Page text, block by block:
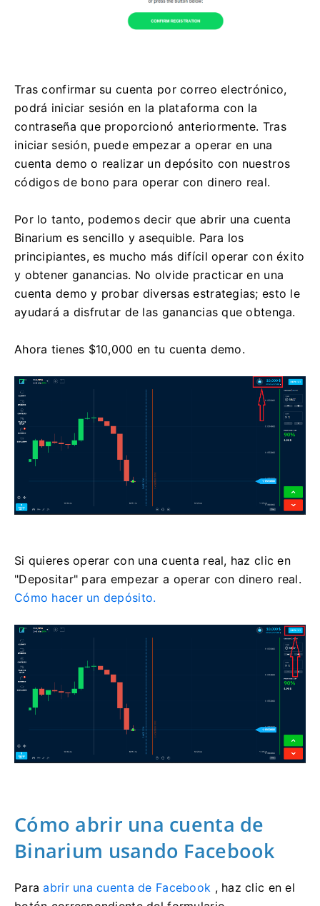
Tras confirmar su cuenta por correo electrónico,
podrá iniciar sesión en la plataforma con la
contraseña que proporcionó anteriormente. Tras
iniciar sesión, puede empezar a operar en una
cuenta demo o realizar un depósito con nuestros
códigos de bono para operar con dinero real.
Por lo tanto, podemos decir que abrir una cuenta
Binarium es sencillo y asequible. Para los
principiantes, es mucho más difícil operar con éxito
y obtener ganancias. No olvide practicar en una
cuenta demo y probar diversas estrategias; esto le
ayudará a disfrutar de las ganancias que obtenga.
Ahora tienes $10,000 en tu cuenta demo.
Si quieres operar con una cuenta real, haz clic en
"Depositar" para empezar a operar con dinero real.
Cómo hacer un depósito.
Cómo abrir una cuenta de
Binarium usando Facebook
Paraabrir una cuenta de Facebook , haz clic en el